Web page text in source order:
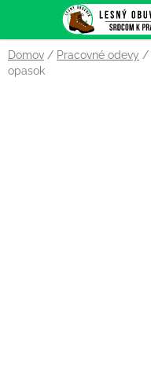
obsah
Domov / Pracovné odevy /
opasok